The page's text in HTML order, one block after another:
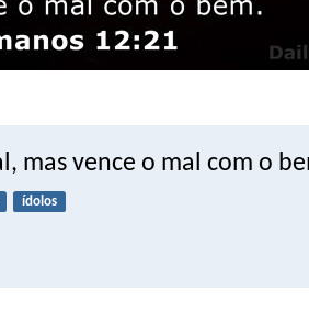
mas vence o mal com o
ídolos